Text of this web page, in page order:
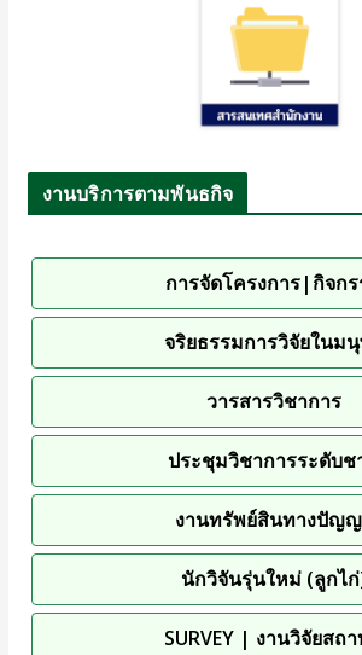
งานบริการตามพันธกิจ
การจัดโครงการ|กิจก
จริยธรรมการวิจัยในม
วารสารวิชาการ
ประชุมวิชาการระดับช
งานทรัพย์สินทางปัญ
นักวิจันรุ่นใหม่ (ลูกไ
SURVEY | งานวิจัยสถ